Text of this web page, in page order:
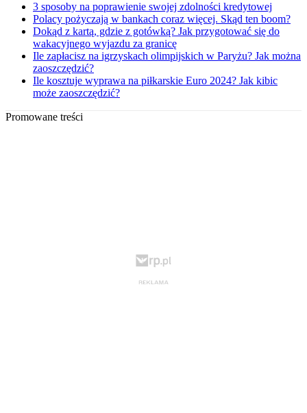
3 sposoby na poprawienie swojej zdolności kredytowej
Polacy pożyczają w bankach coraz więcej. Skąd ten boom?
Dokąd z kartą, gdzie z gotówką? Jak przygotować się do
wakacyjnego wyjazdu za granicę
Ile zapłacisz na igrzyskach olimpijskich w Paryżu? Jak można
zaoszczędzić?
Ile kosztuje wyprawa na piłkarskie Euro 2024? Jak kibic
może zaoszczędzić?
Promowane treści